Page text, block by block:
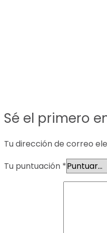
Sé el primero en
Tu dirección de correo
Tu puntuación *